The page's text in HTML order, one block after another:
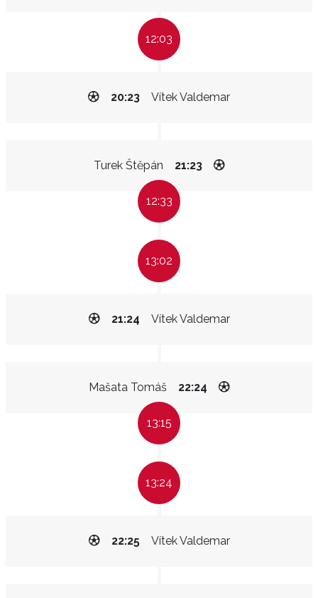
12:03
Vítek Valdemar
20:23
Turek Štěpán 21:23
12:33
13:02
Vítek Valdemar
21:24
Mašata Tomáš 22:24
13:15
13:24
Vítek Valdemar
22:25